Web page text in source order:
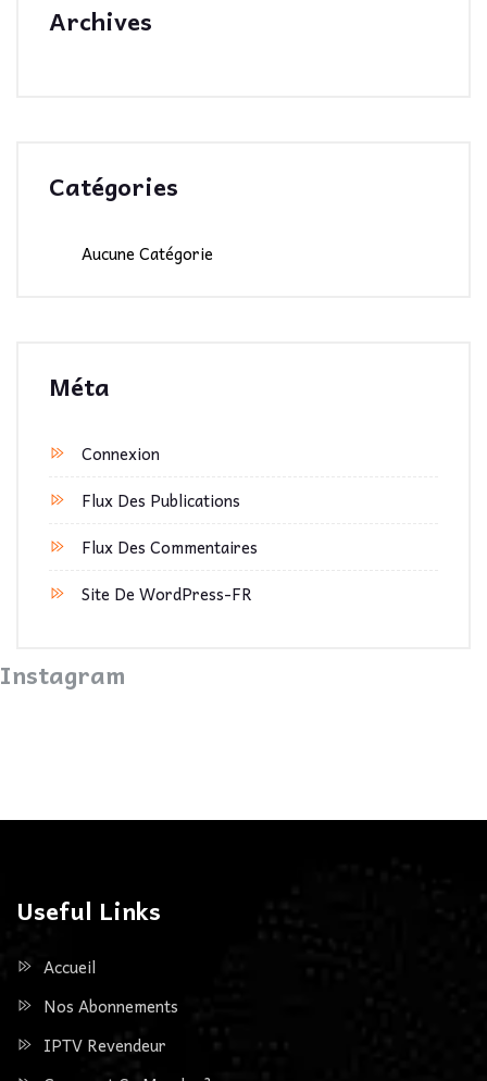
Archives
Catégories
Aucune Catégorie
Méta
Connexion
Flux Des Publications
Flux Des Commentaires
Site De WordPress-FR
Instagram
Useful Links
Accueil
Nos Abonnements
IPTV Revendeur